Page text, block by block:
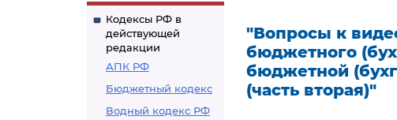
Кодексы РФ в
действующей
редакции
АПК РФ
Бюджетный кодекс
Водный кодекс РФ
"Вопросы к
бюджетного
бюджетной
(часть вторая)"